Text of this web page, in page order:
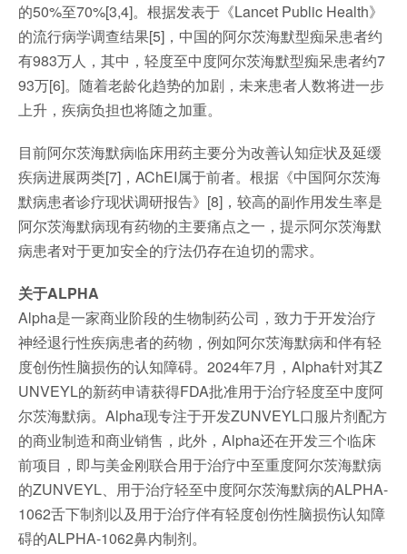
的50%至70%[3,4]。根据发表于《Lancet Public Health》
的流行病学调查结果[5]，中国的阿尔茨海默型痴呆患者约
有983万人，其中，轻度至中度阿尔茨海默型痴呆患者约7
93万[6]。随着老龄化趋势的加剧，未来患者人数将进一步
上升，疾病负担也将随之加重。
目前阿尔茨海默病临床用药主要分为改善认知症状及延缓
疾病进展两类[7]，AChEI属于前者。根据《中国阿尔茨海
默病患者诊疗现状调研报告》[8]，较高的副作用发生率是
阿尔茨海默病现有药物的主要痛点之一，提示阿尔茨海默
病患者对于更加安全的疗法仍存在迫切的需求。
关于ALPHA
Alpha是一家商业阶段的生物制药公司，致力于开发治疗
神经退行性疾病患者的药物，例如阿尔茨海默病和伴有轻
度创伤性脑损伤的认知障碍。2024年7月，Alpha针对其Z
UNVEYL的新药申请获得FDA批准用于治疗轻度至中度阿
尔茨海默病。Alpha现专注于开发ZUNVEYL口服片剂配方
的商业制造和商业销售，此外，Alpha还在开发三个临床
前项目，即与美金刚联合用于治疗中至重度阿尔茨海默病
的ZUNVEYL、用于治疗轻至中度阿尔茨海默病的ALPHA-
1062舌下制剂以及用于治疗伴有轻度创伤性脑损伤认知障
碍的ALPHA-1062鼻内制剂。